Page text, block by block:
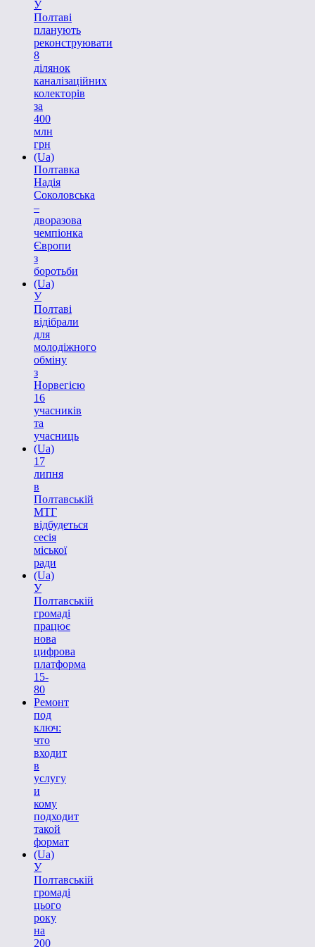
У
Полтаві
планують
реконструювати
8
ділянок
каналізаційних
колекторів
за
400
млн
грн
(Ua)
Полтавка
Надія
Соколовська
–
дворазова
чемпіонка
Європи
з
боротьби
(Ua)
У
Полтаві
відібрали
для
молодіжного
обміну
з
Норвегією
16
учасників
та
учасниць
(Ua)
17
липня
в
Полтавській
МТГ
відбудеться
сесія
міської
ради
(Ua)
У
Полтавській
громаді
працює
нова
цифрова
платформа
15-
80
Ремонт
под
ключ:
что
входит
в
услугу
и
кому
подходит
такой
формат
(Ua)
У
Полтавській
громаді
цього
року
на
200